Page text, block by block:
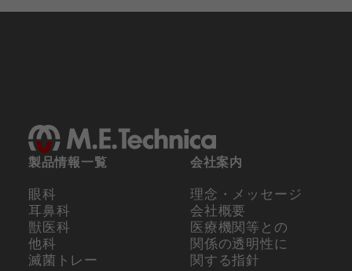
製品情報一覧
眼科
耳鼻科
獣医科
他科
滅菌トレー
会社案内
理念・メッセージ
会社概要
医療機関等との
関係の透明性に
関する指針